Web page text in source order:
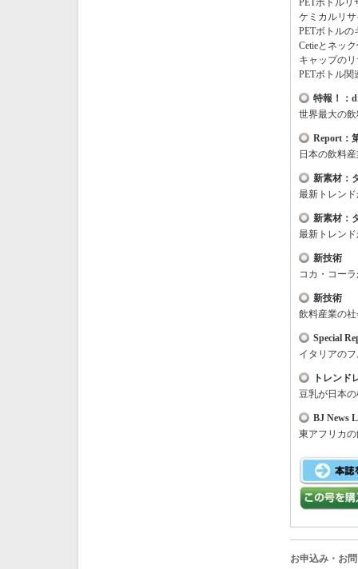
PETボトルリ
ケミカルリ
PETボトルの
Cetieとネッ
キャップの
PETボトル
特報！：
世界最大の
Report：
日本の飲料
新素材：
最新トレン
新素材：
最新トレン
新技術
コカ・コー
新技術
飲料産業の
Special
イタリアの
トレンド
豆乳が日本
BJ News
東アフリカ
お申込み・お